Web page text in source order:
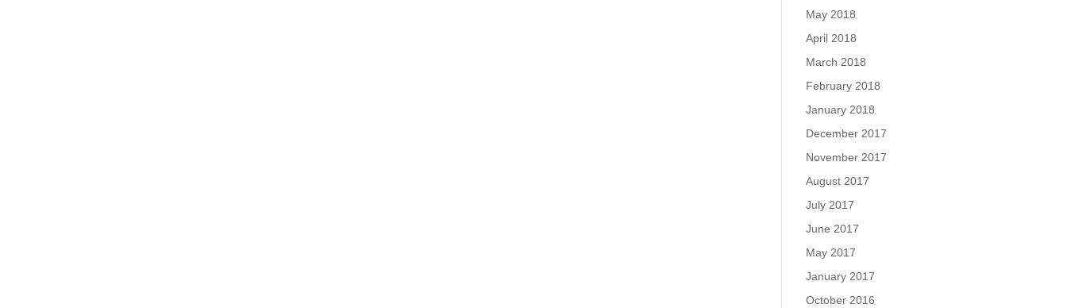
May 2018
April 2018
March 2018
February 2018
January 2018
December 2017
November 2017
August 2017
July 2017
June 2017
May 2017
January 2017
October 2016